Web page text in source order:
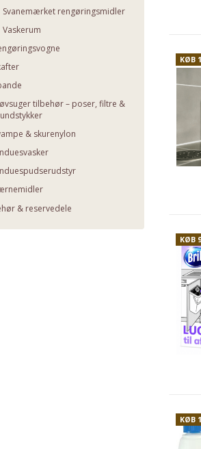
Svanemærket rengøringsmidler
Vaskerum
tilbehør – poser, filtre &
& skurenylon
& reservedele
KØB
KØB
KØB